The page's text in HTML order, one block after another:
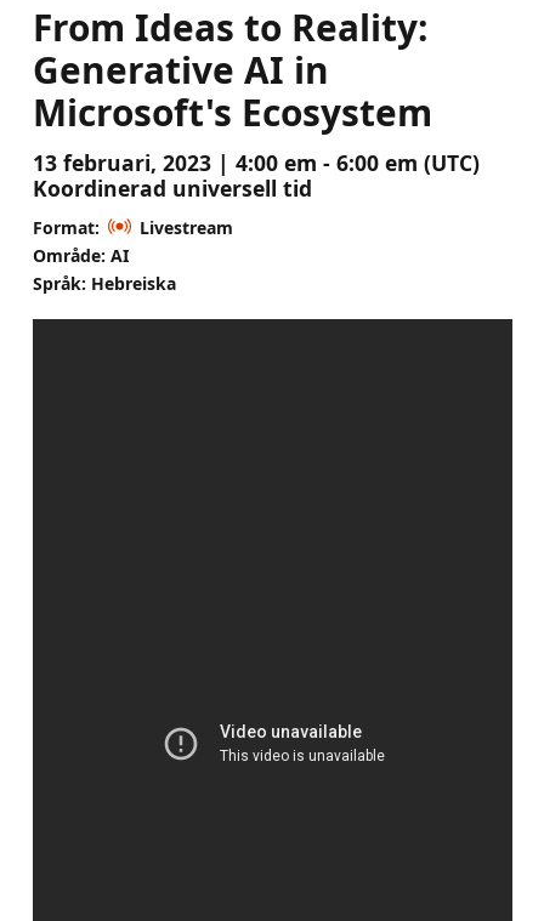
From Ideas to Reality:
Generative AI in
Microsoft's Ecosystem
13 februari, 2023 | 4:00 em - 6:00 em (UTC)
Koordinerad universell tid
Format:
Livestream
Område: AI
Språk: Hebreiska